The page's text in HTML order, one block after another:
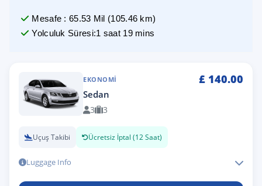
Mesafe :65.53 Mil (105.46 km)
Yolculuk Süresi:1 saat 19 mins
EKONOMI £ 140.00
Sedan
3 3
Uçuş Takibi Ücretsiz İptal (12 Saat)
Luggage Info